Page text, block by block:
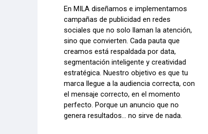
En MILA diseñamos e implementamos
campañas de publicidad en redes
sociales que no solo llaman la atención,
sino que convierten. Cada pauta que
creamos está respaldada por data,
segmentación inteligente y creatividad
estratégica. Nuestro objetivo es que tu
marca llegue a la audiencia correcta, con
el mensaje correcto, en el momento
perfecto. Porque un anuncio que no
genera resultados… no sirve de nada.